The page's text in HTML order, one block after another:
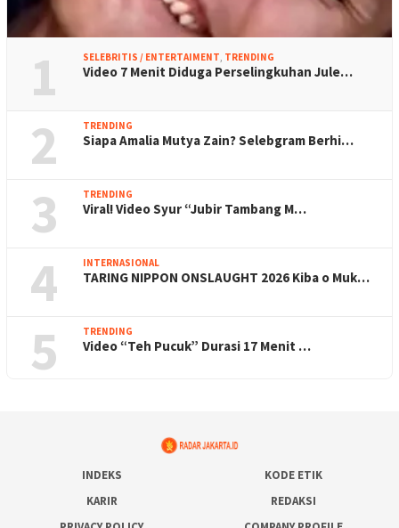
1 SELEBRITIS / ENTERTAIMENT TRENDING
Video 7 Menit Diduga Perselingkuhan Jule…
2 TRENDING
Siapa Amalia Mutya Zain? Selebgram Berhi…
3 TRENDING
Viral! Video Syur “Jubir Tambang M…
4 INTERNASIONAL
TARING NIPPON ONSLAUGHT 2026 Kiba o Muk…
5 TRENDING
Video “Teh Pucuk” Durasi 17 Menit …
INDEKS
KODE ETIK
KARIR
REDAKSI